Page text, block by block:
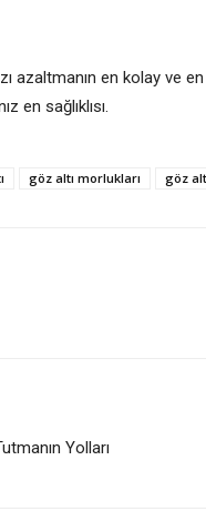
azaltmanın en kolay
en sağlıklısı.
göz altı morlukları göz
Yolları